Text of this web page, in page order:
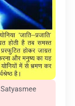
Satyasmee